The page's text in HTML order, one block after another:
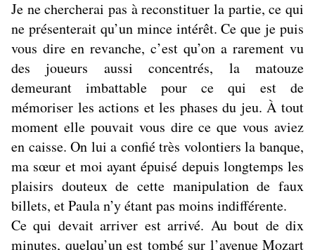
Je ne chercherai pas à reconstituer la partie, ce qui
ne présenterait qu’un mince intérêt. Ce que je puis
vous dire en revanche, c’est qu’on a rarement vu
des joueurs aussi concentrés, la matouze
demeurant imbattable pour ce qui est de
mémoriser les actions et les phases du jeu. À tout
moment elle pouvait vous dire ce que vous aviez
en caisse. On lui a confié très volontiers la banque,
ma sœur et moi ayant épuisé depuis longtemps les
plaisirs douteux de cette manipulation de faux
billets, et Paula n’y étant pas moins indifférente.
Ce qui devait arriver est arrivé. Au bout de dix
minutes, quelqu’un est tombé sur l’avenue Mozart